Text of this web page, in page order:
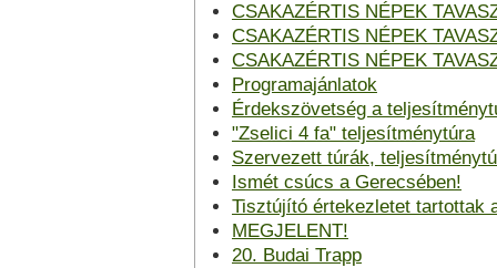
CSAKAZÉRTIS NÉPEK
CSAKAZÉRTIS NÉPEK
CSAKAZÉRTIS NÉPEK
Programajánlatok
Érdekszövetség a
"Zselici 4 fa" teljesítménytúra
Szervezett túrák,
Ismét csúcs a Gerecsében!
Tisztújító értekezletet tartottak
MEGJELENT!
20. Budai Trapp